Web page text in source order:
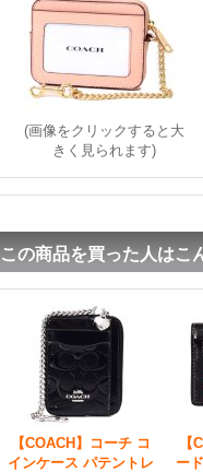
(画像をクリックすると大
きく見られます)
この商品を買った人はこ
【COACH】コーチ コ
インケース パテントレ
【
ー